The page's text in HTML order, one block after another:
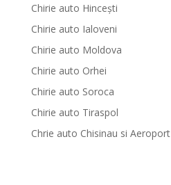
Chirie auto Hinceşti
Chirie auto Ialoveni
Chirie auto Moldova
Chirie auto Orhei
Chirie auto Soroca
Chirie auto Tiraspol
Chrie auto Chisinau si Aeroport